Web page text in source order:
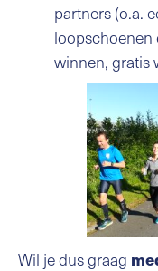
partners (o.a.
loopschoenen
winnen, gratis
Wil je dus graag